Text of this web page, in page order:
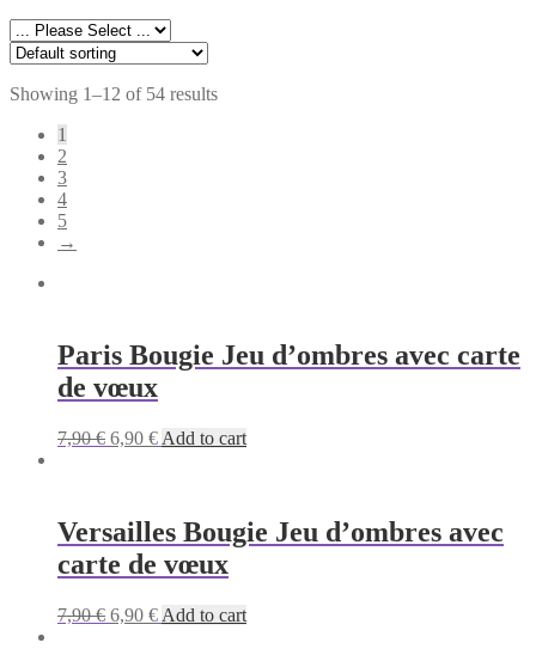
Showing 1–12 of 54 results
1
2
3
4
5
→
Paris Bougie Jeu d’ombres avec carte
de vœux
7,90€ Original
6,90 €Current
Add to cart
Versailles Bougie Jeu d’ombres avec
carte de vœux
7,90€ Original
6,90 €Current
Add to cart